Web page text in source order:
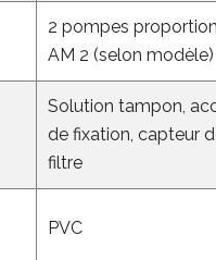
2 pompes
AM 2 (selon modèle)
Solution tampon,
de fixation, capteur
filtre
PVC